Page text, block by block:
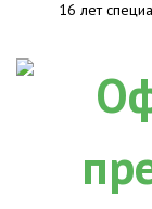
16 лет